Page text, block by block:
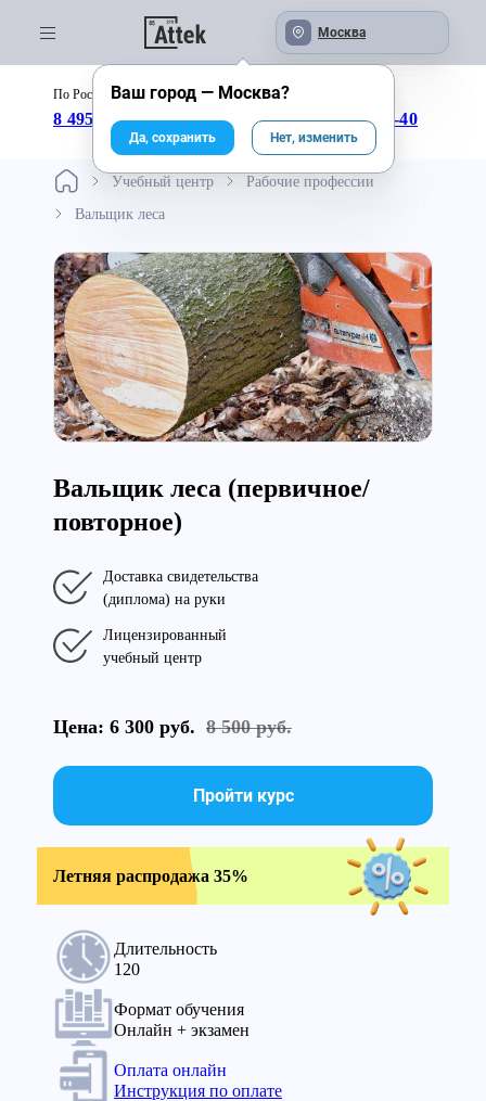
Москва
По России бесплатно:
8 495 246-04-43 8 800 333-25-40
Учебный центр
Рабочие профессии
Вальщик леса
Вальщик леса (первичное/
повторное)
Доставка свидетельства
(диплома) на руки
Лицензированный
учебный центр
Цена: 6 300 руб. 8 500 руб.
Пройти курс
Летняя распродажа 35%
Длительность
120
Формат обучения
Онлайн + экзамен
Оплата онлайн
Инструкция по оплате
Ваш город — Москва?
Да, сохранить Нет, изменить